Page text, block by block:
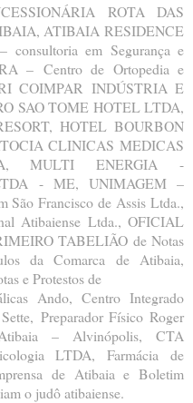
ROTA DAS
ATIBAIA RESIDENCE
em Segurança e
– Centro de Ortopedia e
COIMPAR INDÚSTRIA E
SAO TOME HOTEL LTDA,
HOTEL BOURBON
CLINICAS MEDICAS
MULTI ENERGIA -
- ME, UNIMAGEM –
São Francisco de Assis Ltda.,
Atibaiense Ltda., OFICIAL
TABELIÃO de Notas
da Comarca de Atibaia,
e Protestos de
Ando, Centro Integrado
Preparador Físico Roger
– Alvinópolis, CTA
LTDA, Farmácia de
de Atibaia e Boletim
o judô atibaiense.